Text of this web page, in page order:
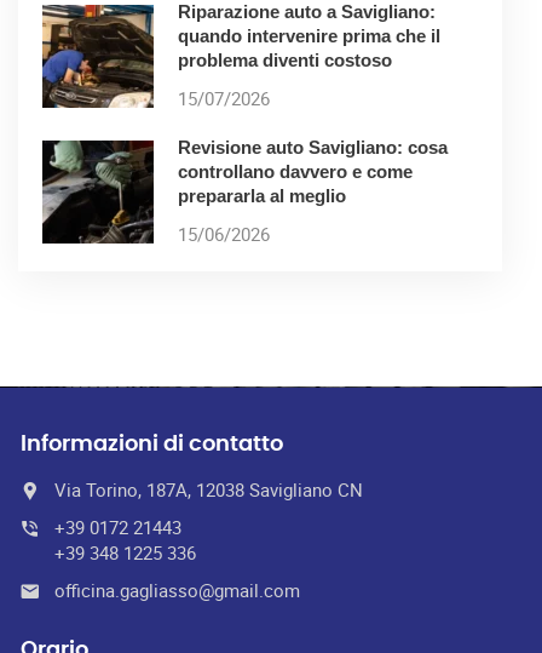
Riparazione auto a Savigliano:
quando intervenire prima che il
problema diventi costoso
15/07/2026
Revisione auto Savigliano: cosa
controllano davvero e come
prepararla al meglio
15/06/2026
Informazioni di contatto
Via Torino, 187A, 12038 Savigliano CN
+39 0172 21443
+39 348 1225 336
officina.gagliasso@gmail.com